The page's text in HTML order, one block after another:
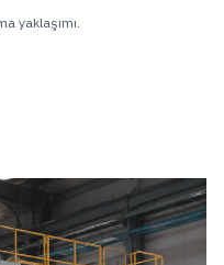
yaklaşımı.